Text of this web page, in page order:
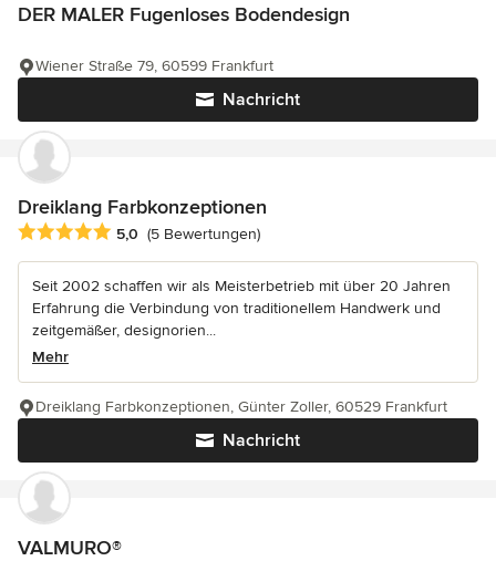
DER MALER Fugenloses Bodendesign
Nachricht
Wiener Straße 79, 60599 Frankfurt
Dreiklang Farbkonzeptionen
Durchschnittliche Bewertung: 5 von 5 Sternen
5,0 (5 Bewertungen)
Seit 2002 schaffen wir als Meisterbetrieb mit über 20 Jahren
Erfahrung die Verbindung von traditionellem Handwerk und
zeitgemäßer, designorien...
Mehr
Nachricht
Dreiklang Farbkonzeptionen, Günter Zoller, 60529 Frankfurt
VALMURO®